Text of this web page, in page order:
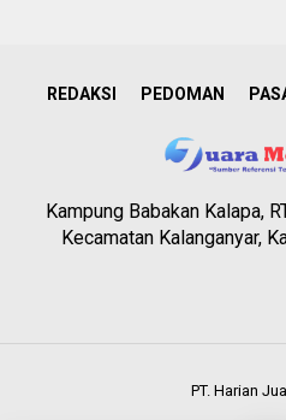
REDAKSI PEDOMAN
Kampung Babakan Kalapa,
Kecamatan Kalanganyar,
PT. Harian